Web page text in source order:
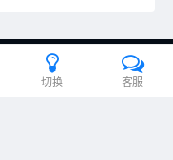
All rights reserved
切换 客服